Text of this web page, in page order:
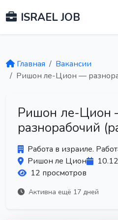
ISRAEL JOB
Главная
Вакансии
Ришон ле-Цион —
Ришон ле-
разнорабочий
Работа в израиле.
Ришон ле Цион
12 просмотров
Активна ещё 17 дней